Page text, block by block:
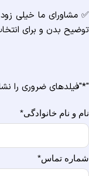
مشاورای ما خیلی
بدن و برای
*"فیلدهای ضروری را
و نام خانوادگی *
تماس *